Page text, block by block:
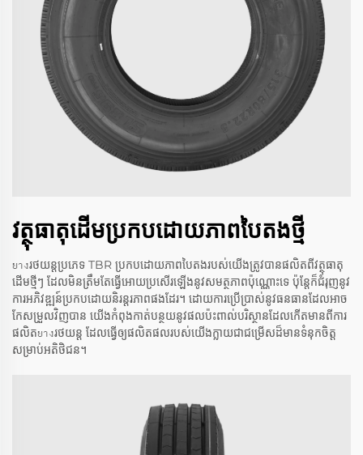
វត្ថុធាតុដើម​ប្រកប​ដោយ​ភាព​បៃតង​ថ្មី​
ยางរថយន្តប្រភេទ TBR ប្រកបដោយភាពបៃតងរបស់យើង​ត្រូវបានផលិត​ពី​វត្ថុធាតុ
ដើមថ្មីៗ ដែល​មិន​ត្រឹម​តែ​ធ្វើ​អោយ​ប្រសើរ​ឡើងនូវ​សមត្ថភាព​ប៉ុណ្ណោះ​ទេ​ ប៉ុន្តែក៏​ជំរុញ​នូវ​
ការអភិវឌ្ឍ​ន៍​ប្រកប​ដោយ​និរន្តរភាព​ផង​ដែរ។ ដោយ​ការ​ប្រើប្រាស់​នូវ​ធនធាន​ដែល​អាច​
កែ​សម្រួល​វិញ​បាន យើង​កំពុង​កាត់​បន្ថយ​នូវ​ផល​ប៉ះ​ពាល់​បរិស្ថាន​ដែល​កើត​មាន​ពី​ការ​
ផលិត​ยางរថយន្ត ដែល​ធ្វើ​ឲ្យ​ផលិតផល​របស់​យើង​ក្លាយ​ជា​ជម្រើស​ដ៏​មាន​ទំនុក​ចិត្ត​
សម្រាប់​អតិថិជន​។